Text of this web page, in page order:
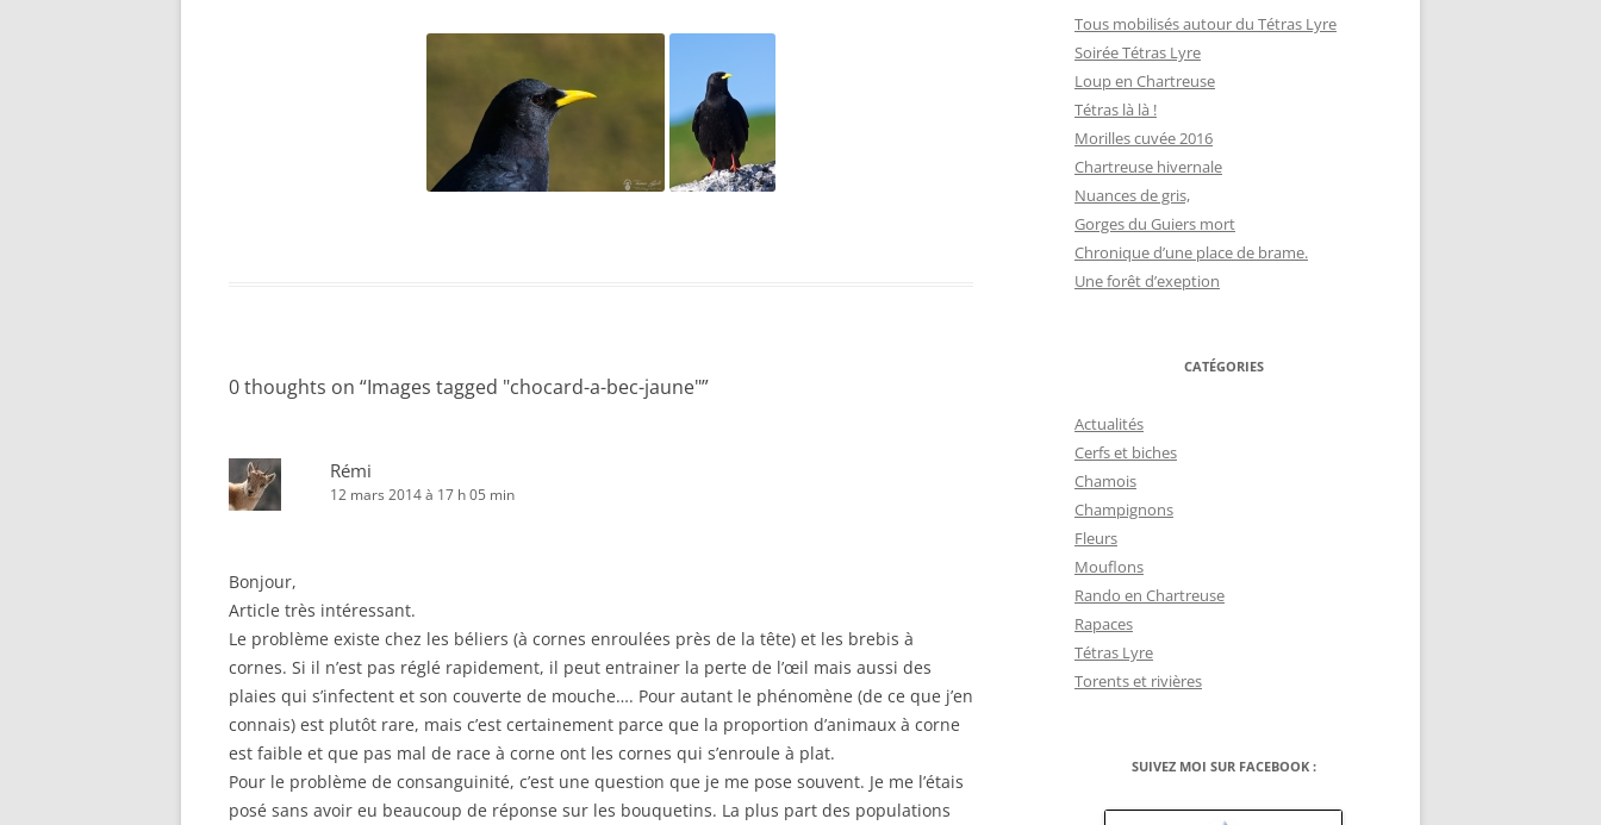
0 thoughts on “Images tagged "chocard-a-bec-jaune"”
Rémi
12 mars 2014 à 17 h 05 min
Bonjour,
Article très intéressant.
Le problème existe chez les béliers (à cornes enroulées près de la tête) et les brebis à
cornes. Si il n’est pas réglé rapidement, il peut entrainer la perte de l’œil mais aussi des
plaies qui s’infectent et son couverte de mouche…. Pour autant le phénomène (de ce que j’en
connais) est plutôt rare, mais c’est certainement parce que la proportion d’animaux à corne
est faible et que pas mal de race à corne ont les cornes qui s’enroule à plat.
Pour le problème de consanguinité, c’est une question que je me pose souvent. Je me l’étais
posé sans avoir eu beaucoup de réponse sur les bouquetins. La plus part des populations
Tous mobilisés autour du Tétras Lyre
Soirée Tétras Lyre
Loup en Chartreuse
Tétras là là !
Morilles cuvée 2016
Chartreuse hivernale
Nuances de gris,
Gorges du Guiers mort
Chronique d’une place de brame.
Une forêt d’exeption
CATÉGORIES
Actualités
Cerfs et biches
Chamois
Champignons
Fleurs
Mouflons
Rando en Chartreuse
Rapaces
Tétras Lyre
Torents et rivières
SUIVEZ MOI SUR FACEBOOK :